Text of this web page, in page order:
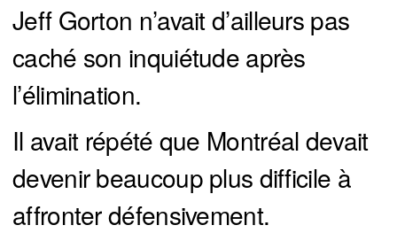
Jeff Gorton n’avait d’ailleurs pas
caché son inquiétude après
l’élimination.
Il avait répété que Montréal devait
devenir beaucoup plus difficile à
affronter défensivement.